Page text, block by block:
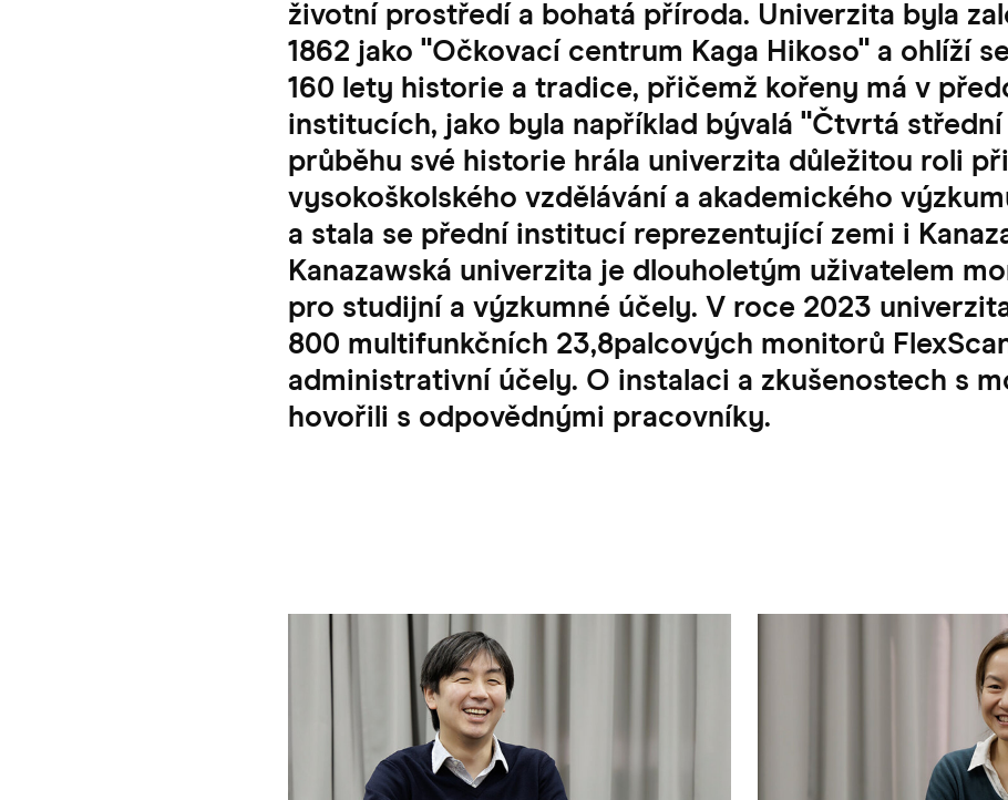
životní prostředí a bohatá příroda. Univerzita byla
1862 jako "Očkovací centrum Kaga Hikoso" a ohlíží
160 lety historie a tradice, přičemž kořeny má v
institucích, jako byla například bývalá "Čtvrtá střední
průběhu své historie hrála univerzita důležitou roli
vysokoškolského vzdělávání a akademického
a stala se přední institucí reprezentující zemi i
Kanazawská univerzita je dlouholetým uživatelem
pro studijní a výzkumné účely. V roce 2023
800 multifunkčních 23,8palcových monitorů
administrativní účely. O instalaci a zkušenostech s
hovořili s odpovědnými pracovníky.